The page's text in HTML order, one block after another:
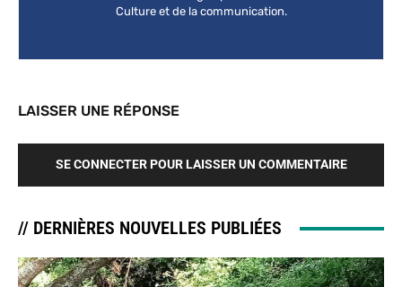
Culture et de la communication.
LAISSER UNE RÉPONSE
SE CONNECTER POUR LAISSER UN COMMENTAIRE
// DERNIÈRES NOUVELLES PUBLIÉES